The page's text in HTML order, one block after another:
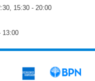
15:30 - 20:00
13:00